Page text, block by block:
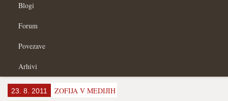
Blogi
Forum
Povezave
Arhivi
23. 8. 2011 ZOFIJA V MEDIJIH